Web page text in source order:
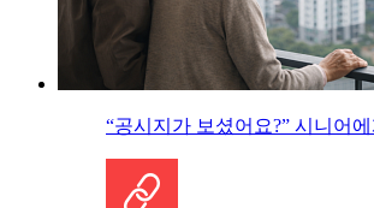
“공시지가 보셨어요?” 시니어